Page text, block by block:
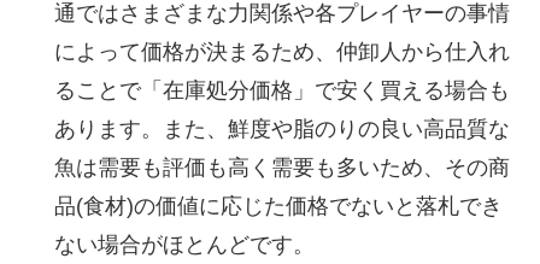
通ではさまざまな力関係や各プレイヤーの事情
によって価格が決まるため、仲卸人から仕入れ
ることで「在庫処分価格」で安く買える場合も
あります。また、鮮度や脂のりの良い高品質な
魚は需要も評価も高く需要も多いため、その商
品(食材)の価値に応じた価格でないと落札でき
ない場合がほとんどです。